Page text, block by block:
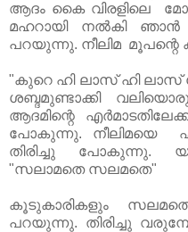
ആദം കൈ വിരളിലെ
മഹറായി നൽകി ഞാൻ
പറയുന്നു. നീലിമ മൂപന്റെ
"കുറെ ഹി ലാസ് ഹി ലാസ്
ശബ്ദമുണ്ടാക്കി
ആദമിന്റെ
പോകുന്നു. നീലിമയെ
തിരിച്ചു പോകുന്നു.
"സലാമതെ സലമതെ"
കൂടുകാരികളും
പറയുന്നു. തിരിച്ചു